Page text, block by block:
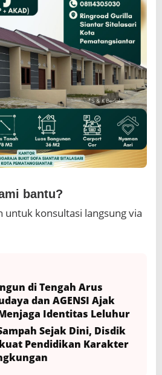
bantu?
untuk konsultasi langsung via
di Tengah Arus
dan AGENSI Ajak
Identitas Leluhur
Sejak Dini, Disdik
Pendidikan Karakter